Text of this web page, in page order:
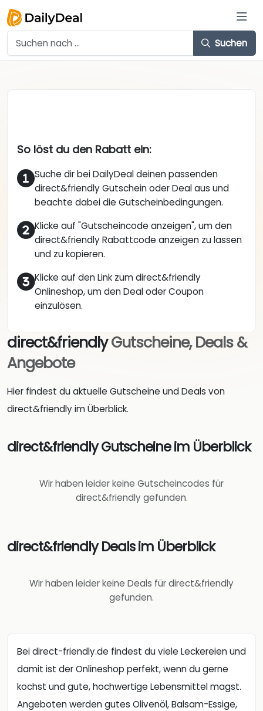
Suchen
So löst du den Rabatt ein:
Suche dir bei DailyDeal deinen passenden
direct&friendly Gutschein oder Deal aus und
beachte dabei die Gutscheinbedingungen.
Klicke auf "Gutscheincode anzeigen", um den
direct&friendly Rabattcode anzeigen zu lassen
und zu kopieren.
Klicke auf den Link zum direct&friendly
Onlineshop, um den Deal oder Coupon
einzulösen.
direct&friendlyGutscheine, Deals &
Angebote
Hier findest du aktuelle Gutscheine und Deals von
direct&friendly im Überblick.
direct&friendly Gutscheine im Überblick
Wir haben leider keine Gutscheincodes für
direct&friendly gefunden.
direct&friendly Deals im Überblick
Wir haben leider keine Deals für direct&friendly
gefunden.
Bei direct-friendly.de findest du viele Leckereien und
damit ist der Onlineshop perfekt, wenn du gerne
kochst und gute, hochwertige Lebensmittel magst.
Angeboten werden gutes Olivenöl, Balsam-Essige,